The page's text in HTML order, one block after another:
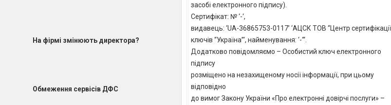
засобі електронного підпису).
Сертифікат: № ‘-‘,
видавець: ‘UA-36865753-0117’ ‘АЦСК ТОВ “Центр сертифікації
ключів “Україна”‘, найменування: ‘-“‘.
Додатково повідомляємо – Особистий ключ електронного
підпису
розміщено на незахищеному носії інформації, при цьому
відповідно
до вимог Закону України «Про електронні довірчі послуги» –
На фірмі змінюють директора?
Обмеження сервісів ДФС